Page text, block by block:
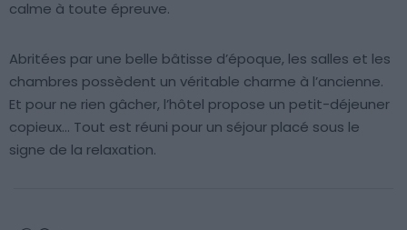
calme à toute épreuve.
Abritées par une belle bâtisse d’époque, les salles et les
chambres possèdent un véritable charme à l’ancienne.
Et pour ne rien gâcher, l’hôtel propose un petit-déjeuner
copieux… Tout est réuni pour un séjour placé sous le
signe de la relaxation.